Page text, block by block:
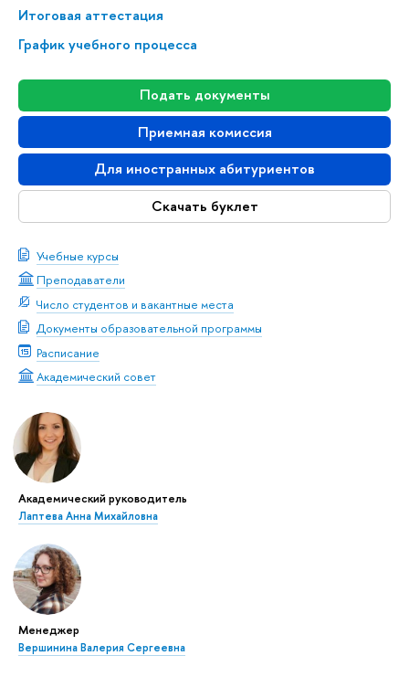
Итоговая аттестация
График учебного процесса
Подать документы
Приемная комиссия
Для иностранных абитуриентов
Скачать буклет
Учебные курсы
Преподаватели
Число студентов и вакантные места
Документы образовательной программы
Расписание
Академический совет
Академический руководитель
Лаптева Анна Михайловна
Менеджер
Вершинина Валерия Сергеевна